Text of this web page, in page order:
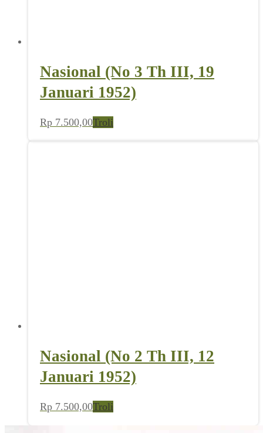
Nasional (No 3 Th III, 19
Januari 1952)
Rp 7.500,00Troli
Nasional (No 2 Th III, 12
Januari 1952)
Rp 7.500,00Troli